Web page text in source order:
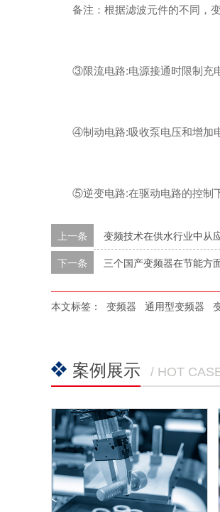
备注：根据滤波元件的不同，
③限流电路:电源接通时限制充
④制动电路:吸收泵电压和增加
⑤逆变电路:在驱动电路的控制
上一条
变频技术在供水行业中从
下一条 三个国产变频器在节能方
本文标签： 变频器 通用型变频器
案例展示 / HOT